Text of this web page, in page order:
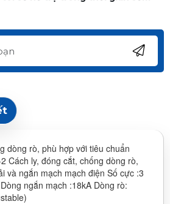
dòng rò, phù hợp với tiêu chuẩn
Cách ly, đóng cắt, chống dòng rò,
và ngắn mạch mạch điện Số cực :3
ngắn mạch :18kA Dòng rò: